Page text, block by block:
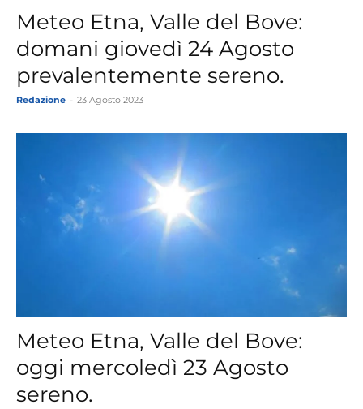
Meteo Etna, Valle del Bove:
domani giovedì 24 Agosto
prevalentemente sereno.
Redazione 23 Agosto 2023
Meteo Etna, Valle del Bove:
oggi mercoledì 23 Agosto
sereno.